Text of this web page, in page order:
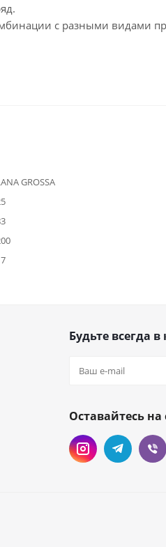
с разными видами
GROSSA
Будьте всегда в
Оставайтесь на